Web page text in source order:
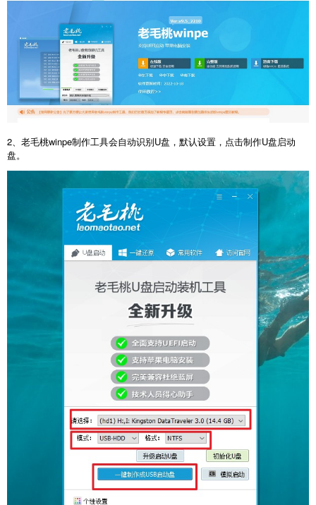
2、老毛桃winpe制作工具会自动识别U盘，默认设置，点击制作U盘启动
盘。